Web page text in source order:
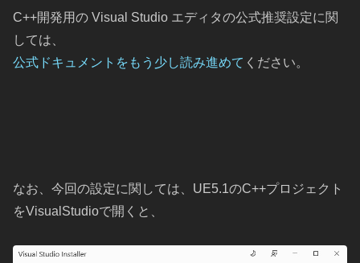
C++開発用の Visual Studio エディタの公式推奨設定に関
しては、
公式ドキュメントをもう少し読み進めて ください。
なお、今回の設定に関しては、UE5.1のC++プロジェクト
をVisualStudioで開くと、